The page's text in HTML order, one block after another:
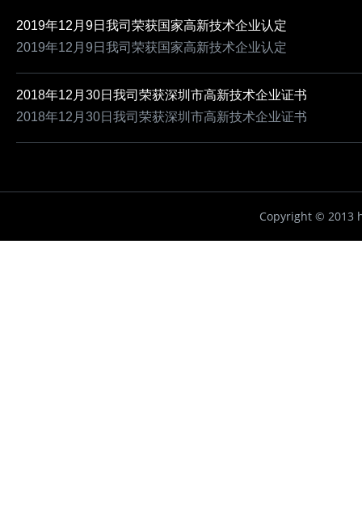
2019年12月9日我司荣获国家高新技术企业认定
2019年12月9日我司荣获国家高新技术企业认定
2018年12月30日我司荣获深圳市高新技术企业证书
2018年12月30日我司荣获深圳市高新技术企业证书
Copyright © 2013